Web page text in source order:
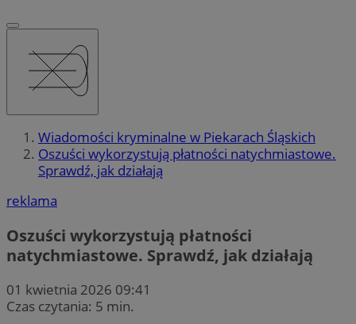
Wiadomości kryminalne w Piekarach Śląskich
Oszuści wykorzystują płatności natychmiastowe.
Sprawdź, jak działają
reklama
Oszuści wykorzystują płatności
natychmiastowe. Sprawdź, jak działają
01 kwietnia 2026 09:41
Czas czytania: 5 min.